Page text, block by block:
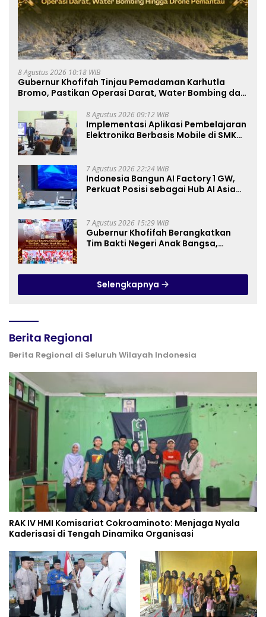
8 Agustus 2026 10:18 WIB
Gubernur Khofifah Tinjau Pemadaman Karhutla
Bromo, Pastikan Operasi Darat, Water Bombing dan
8 Agustus 2026 09:12 WIB
Implementasi Aplikasi Pembelajaran
Elektronika Berbasis Mobile di SMK
Pembelajaran
7 Agustus 2026 22:24 WIB
Indonesia Bangun AI Factory 1 GW,
Perkuat Posisi sebagai Hub AI Asia
7 Agustus 2026 15:29 WIB
Gubernur Khofifah Berangkatkan
Tim Bakti Negeri Anak Bangsa,
Kemerdekaan
Selengkapnya
Berita Regional
Berita Regional di Seluruh Wilayah Indonesia
RAK IV HMI Komisariat Cokroaminoto: Menjaga Nyala
Kaderisasi di Tengah Dinamika Organisasi